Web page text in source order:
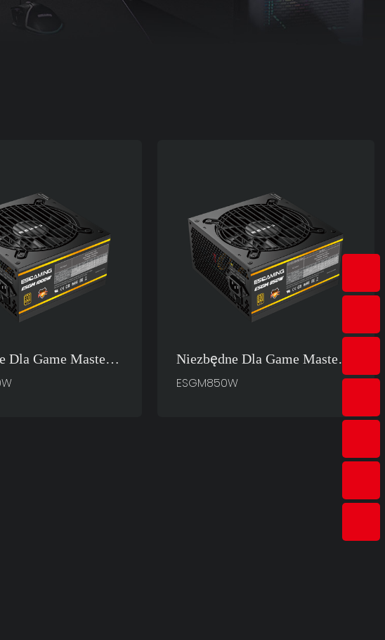
Dla Game Mastera
Niezbędne Dla Game Master
ESGM850W Zasilacze
ESGM850W